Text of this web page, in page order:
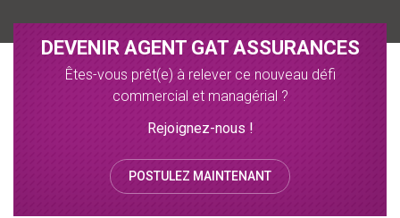
DEVENIR AGENT GAT ASSURANCES
Êtes-vous prêt(e) à relever ce nouveau défi
commercial et managérial ?
Rejoignez-nous !
POSTULEZ MAINTENANT